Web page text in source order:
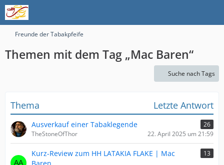
Freunde der Tabakpfeife
Themen mit dem Tag „Mac Baren“
Suche nach Tags
Thema Letzte Antwort
Ausverkauf einer Tabaklegende
26
TheStoneOfThor
22. April 2025 um 21:59
Kurz-Review zum HH LATAKIA FLAKE | Mac
13